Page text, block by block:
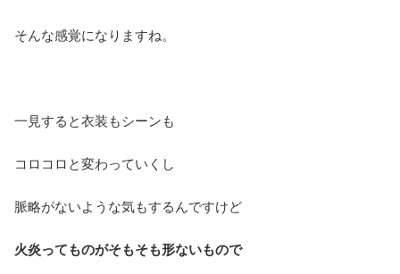
そんな感覚になりますね。
一見すると衣装もシーンも
コロコロと変わっていくし
脈略がないような気もするんですけど
火炎ってものがそもそも形ないもので